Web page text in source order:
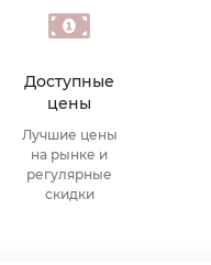
Доступные
цены
Лучшие цены
на рынке и
регулярные
скидки